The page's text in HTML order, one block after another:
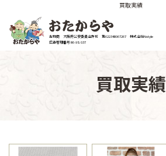
買取実績
古物商 大阪府公安委員会許可 第62234R067267 株式会社Nstyle
広告管理番号 R6-9S 037
買取実績